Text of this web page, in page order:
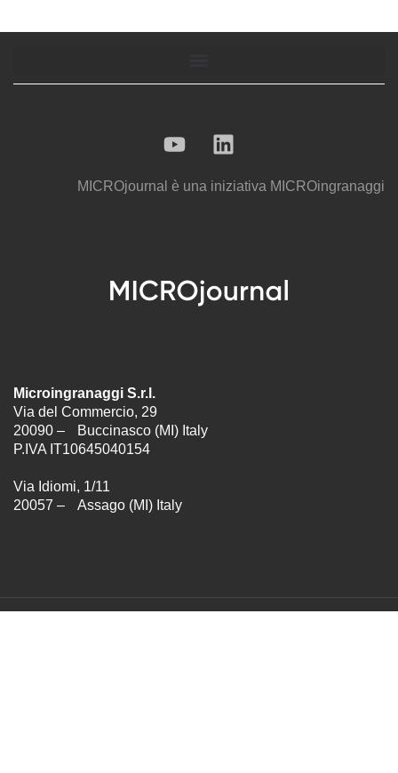
MICROjournal è una iniziativa MICROingranaggi
Microingranaggi S.r.l.
Via del Commercio, 29
20090 – Buccinasco (MI) Italy
P.IVA IT10645040154
Via Idiomi, 1/11
20057 – Assago (MI) Italy